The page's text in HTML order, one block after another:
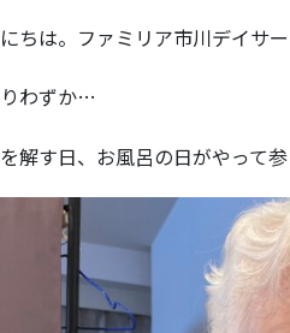
ちは。ファミリア市川デイサー
わずか…
解す日、お風呂の日がやって参